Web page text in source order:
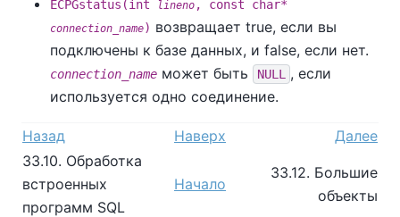
ECPGstatus(int lineno , const char*
connection_name) возвращает true, если вы
подключены к базе данных, и false, если нет.
connection_name может быть NULL
, если
используется одно соединение.
Назад Наверх
Далее
33.10. Обработка
встроенных
программ SQL
Начало
33.12. Большие
объекты